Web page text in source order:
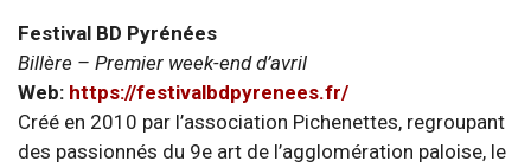
Festival BD Pyrénées
Billère – Premier week-end d’avril
Web: https://festivalbdpyrenees.fr/
Créé en 2010 par l’association Pichenettes, regroupant
des passionnés du 9e art de l’agglomération paloise, le